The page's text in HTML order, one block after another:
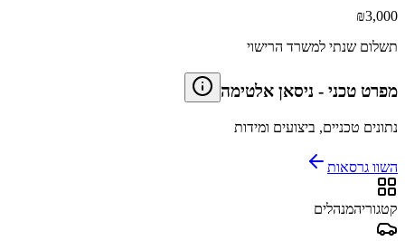
₪3,000
תשלום שנתי למשרד הרישוי
מפרט טכני - ניסאן אלטימה
נתונים טכניים, ביצועים ומידות
השוו גרסאות
קטגוריהמנהלים